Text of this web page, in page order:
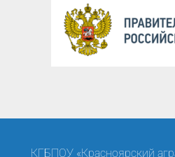
КГБПОУ «Красноярский